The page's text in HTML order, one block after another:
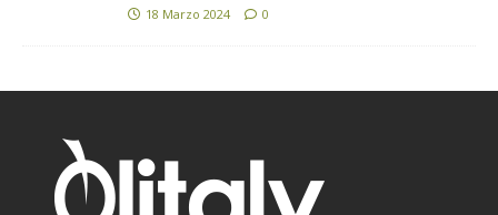
18 Marzo 2024 0